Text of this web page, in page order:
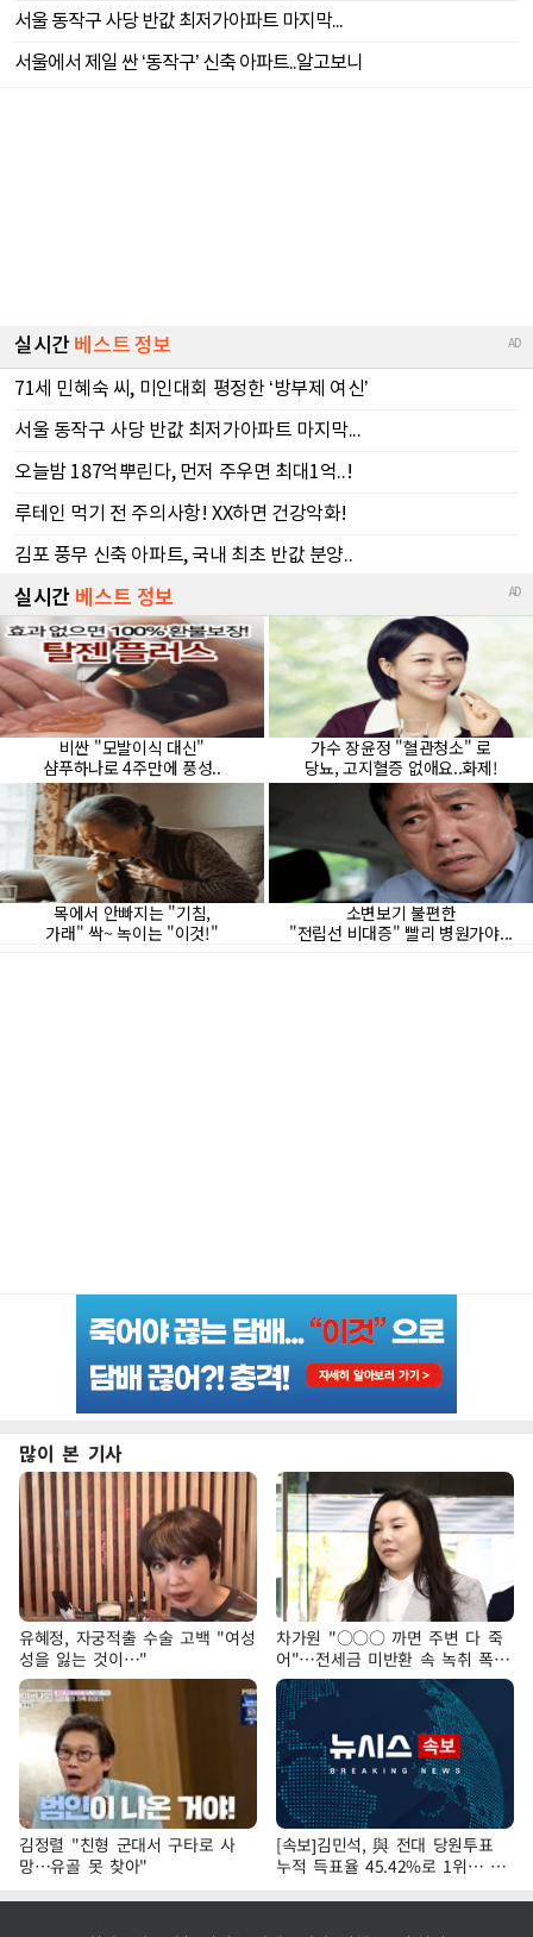
많이 본 기사
유혜정, 자궁적출 수술 고백 "여성
성을 잃는 것이…"
차가원 "○○○ 까면 주변 다 죽
어"…전세금 미반환 속 녹취 폭로
파장
김정렬 "친형 군대서 구타로 사
망…유골 못 찾아"
[속보]김민석, 與 전대 당원투표
누적 득표율 45.42%로 1위… 정
청래 44.56%